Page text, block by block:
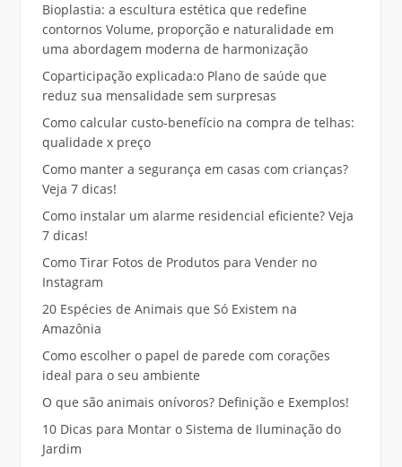
Bioplastia: a escultura estética que redefine
contornos Volume, proporção e naturalidade em
uma abordagem moderna de harmonização
Coparticipação explicada:o Plano de saúde que
reduz sua mensalidade sem surpresas
Como calcular custo-benefício na compra de telhas:
qualidade x preço
Como manter a segurança em casas com crianças?
Veja 7 dicas!
Como instalar um alarme residencial eficiente? Veja
7 dicas!
Como Tirar Fotos de Produtos para Vender no
Instagram
20 Espécies de Animais que Só Existem na
Amazônia
Como escolher o papel de parede com corações
ideal para o seu ambiente
O que são animais onívoros? Definição e Exemplos!
10 Dicas para Montar o Sistema de Iluminação do
Jardim